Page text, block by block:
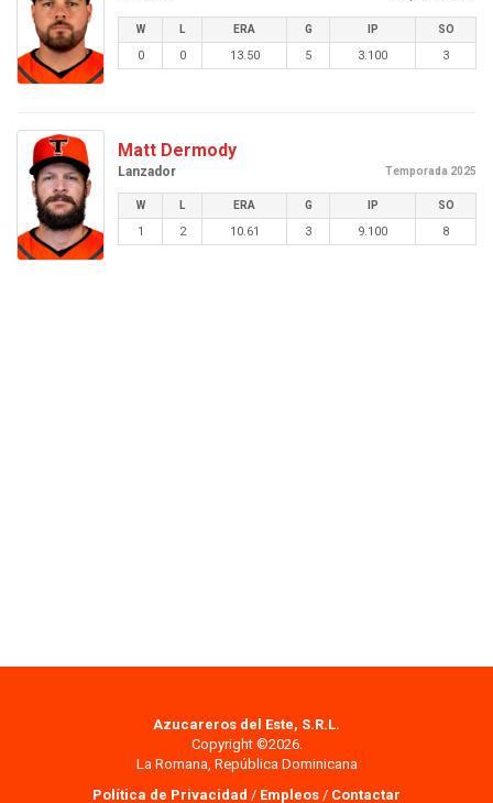
W L ERA G IP SO
0 0 13.50 5 3.100 3
Matt Dermody
Lanzador Temporada 2025
W L ERA G IP SO
1 2 10.61 3 9.100 8
Azucareros del Este, S.R.L.
Copyright ©2026.
La Romana, República Dominicana
Política de Privacidad / Empleos / Contactar